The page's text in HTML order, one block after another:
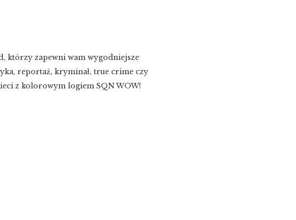
którzy zapewni wam wygodniejsze
reportaż, kryminał, true crime czy
z kolorowym logiem SQN WOW!